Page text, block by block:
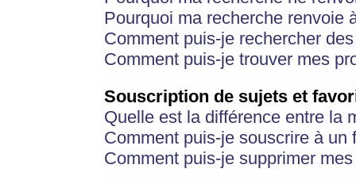
Pourquoi ma recherche renvoie
Comment puis-je rechercher
Comment puis-je trouver mes
Souscription de sujets et
Quelle est la différence entre la
Comment puis-je souscrire à
Comment puis-je supprimer